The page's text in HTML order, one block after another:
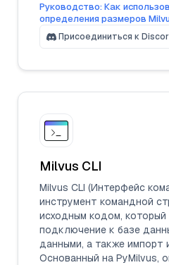
Руководство: Как
определения размеров
Присоединиться к
Milvus CLI
Milvus CLI (Интерфейс
инструмент командной
исходным кодом,
подключение к базе
данными, а также импорт
Основанный на PyMilvus,